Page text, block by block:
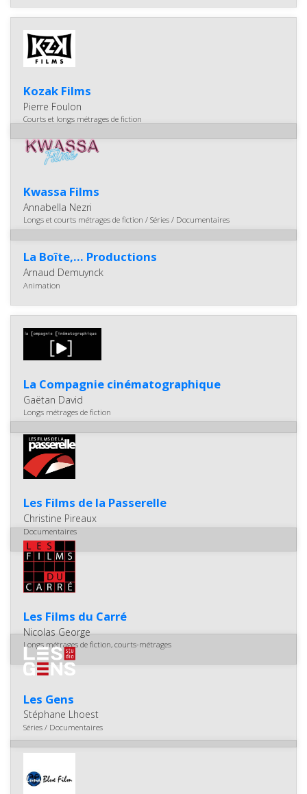
Kozak Films
Pierre Foulon
Courts et longs métrages de fiction
Kwassa Films
Annabella Nezri
Longs et courts métrages de fiction / Séries / Documentaires
La Boîte,... Productions
Arnaud Demuynck
Animation
La Compagnie cinématographique
Gaëtan David
Longs métrages de fiction
Les Films de la Passerelle
Christine Pireaux
Documentaires
Les Films du Carré
Nicolas George
Longs métrages de fiction, courts-métrages
Les Gens
Stéphane Lhoest
Séries / Documentaires